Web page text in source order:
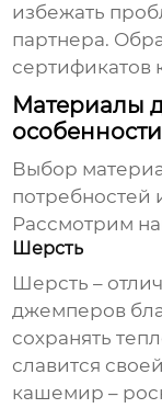
избежать
партнера.
сертификатов
Материалы
Выбор
потребностей
Рассмотрим
Шерсть
Шерсть –
джемперов
сохранять
славится
кашемир –